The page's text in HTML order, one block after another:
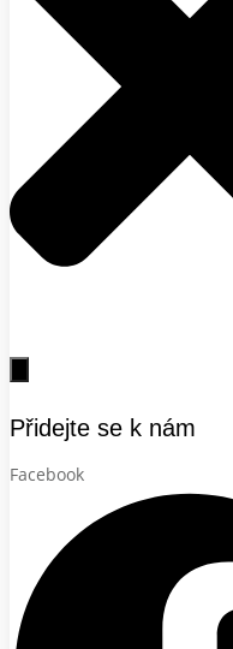
Přidejte se k nám
Facebook